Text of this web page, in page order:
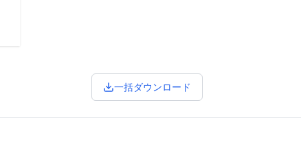
一括ダウンロード